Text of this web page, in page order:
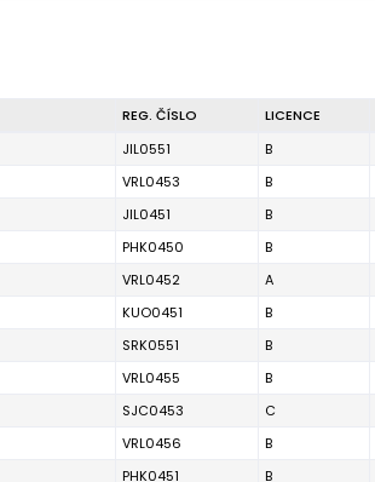
REG. ČÍSLO LICENCE
JIL0551 B
VRL0453 B
JIL0451 B
PHK0450 B
VRL0452 A
KUO0451 B
SRK0551 B
VRL0455 B
SJC0453 C
VRL0456 B
PHK0451 B